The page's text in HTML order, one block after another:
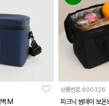
M
상품번호 600326
피크닉 썸데이 보